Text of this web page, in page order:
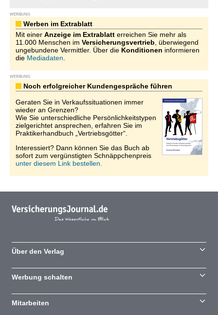
WERBUNG
Werben im Extrablatt
Mit einer Anzeige im Extrablatt erreichen Sie mehr als
11.000 Menschen im Versicherungsvertrieb , überwiegend
ungebundene Vermittler. Über die Konditionen informieren
die Mediadaten
WERBUNG
Noch erfolgreicher Kundengespräche führen
Geraten Sie in Verkaufssituationen immer
wieder an Grenzen?
Wie Sie unterschiedliche Persönlichkeitstypen
zielgerichtet ansprechen, erfahren Sie im
Praktikerhandbuch „Vertriebsgötter“.
Interessiert? Dann können Sie das Buch ab
sofort zum vergünstigten Schnäppchenpreis
unter diesem Link bestellen.
Über den Verlag
Werbung schalten
Mitarbeiten